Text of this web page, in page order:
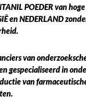
POEDER van
en NEDERLAND
van
gespecialiseerd in
van